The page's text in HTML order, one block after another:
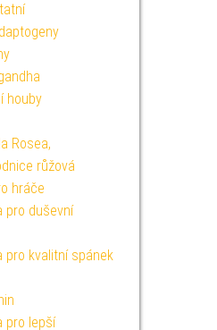
houby
Rosea,
růžová
hráče
pro duševní
pro kvalitní spánek
pro lepší